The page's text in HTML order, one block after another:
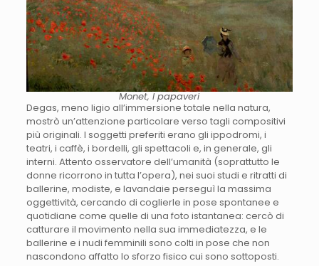
Monet, I papaveri
Degas, meno ligio all’immersione totale nella natura,
mostrò un’attenzione particolare verso tagli compositivi
più originali. I soggetti preferiti erano gli ippodromi, i
teatri, i caffè, i bordelli, gli spettacoli e, in generale, gli
interni. Attento osservatore dell’umanità (soprattutto le
donne ricorrono in tutta l’opera), nei suoi studi e ritratti di
ballerine, modiste, e lavandaie perseguì la massima
oggettività, cercando di coglierle in pose spontanee e
quotidiane come quelle di una foto istantanea: cercò di
catturare il movimento nella sua immediatezza, e le
ballerine e i nudi femminili sono colti in pose che non
nascondono affatto lo sforzo fisico cui sono sottoposti.